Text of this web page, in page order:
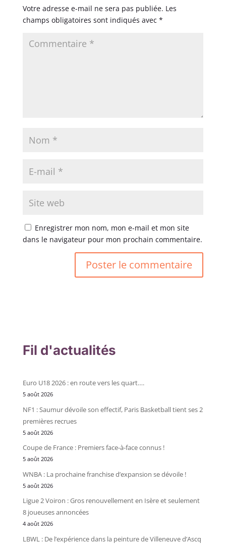
Votre adresse e-mail ne sera pas publiée. Les
champs obligatoires sont indiqués avec *
Enregistrer mon nom, mon e-mail et mon site
dans le navigateur pour mon prochain commentaire.
Fil d'actualités
Euro U18 2026 : en route vers les quart….
5 août 2026
NF1 : Saumur dévoile son effectif, Paris Basketball tient ses 2
premières recrues
5 août 2026
Coupe de France : Premiers face-à-face connus !
5 août 2026
WNBA : La prochaine franchise d’expansion se dévoile !
5 août 2026
Ligue 2 Voiron : Gros renouvellement en Isère et seulement
8 joueuses annoncées
4 août 2026
LBWL : De l’expérience dans la peinture de Villeneuve d’Ascq